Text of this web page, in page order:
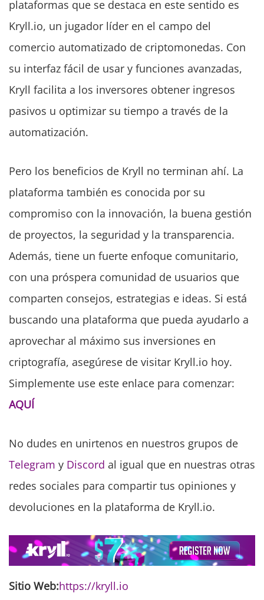
plataformas que se destaca en este sentido es
Kryll.io, un jugador líder en el campo del
comercio automatizado de criptomonedas. Con
su interfaz fácil de usar y funciones avanzadas,
Kryll facilita a los inversores obtener ingresos
pasivos u optimizar su tiempo a través de la
automatización.
Pero los beneficios de Kryll no terminan ahí. La
plataforma también es conocida por su
compromiso con la innovación, la buena gestión
de proyectos, la seguridad y la transparencia.
Además, tiene un fuerte enfoque comunitario,
con una próspera comunidad de usuarios que
comparten consejos, estrategias e ideas. Si está
buscando una plataforma que pueda ayudarlo a
aprovechar al máximo sus inversiones en
criptografía, asegúrese de visitar Kryll.io hoy.
Simplemente use este enlace para comenzar:
AQUÍ
No dudes en unirtenos en nuestros grupos de
Telegram y Discord al igual que en nuestras otras
redes sociales para compartir tus opiniones y
devoluciones en la plataforma de Kryll.io.
Sitio Web:https://kryll.io